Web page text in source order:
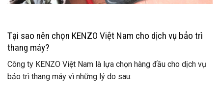
Tại sao nên chọn KENZO Việt Nam cho dịch vụ bảo trì
thang máy?
Công ty KENZO Việt Nam là lựa chọn hàng đầu cho dịch vụ
bảo trì thang máy vì những lý do sau: